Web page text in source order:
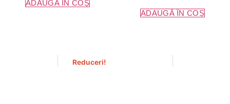
ADAUGĂ ÎN COȘ
ADAUGĂ ÎN COȘ
Reduceri!